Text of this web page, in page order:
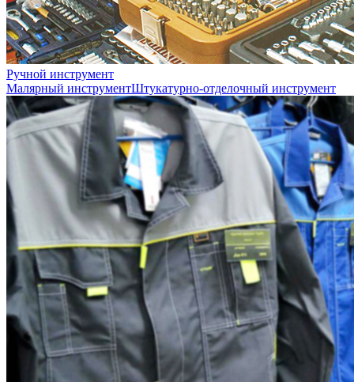
Ручной инструмент
Малярный инструментШтукатурно-отделочный инструмент